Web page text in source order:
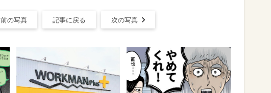
前の写真 記事に戻る 次の写真